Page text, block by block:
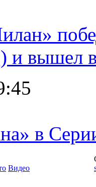
и вышел
в
Видео